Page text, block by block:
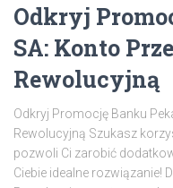
Odkryj
SA: Konto
Rewolucyjną
Odkryj Promocję Banku
Rewolucyjną Szukasz
pozwoli Ci zarobić
Ciebie idealne rozwiązanie!